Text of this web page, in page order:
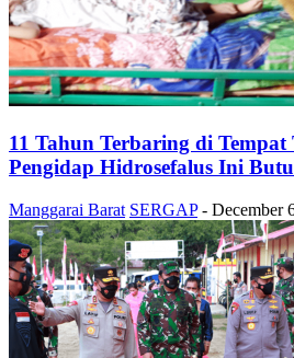
11 Tahun Terbaring di
Pengidap Hidrosefalus Ini
Manggarai Barat SERGAP - December